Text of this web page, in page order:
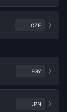
CZE
EGY
JPN